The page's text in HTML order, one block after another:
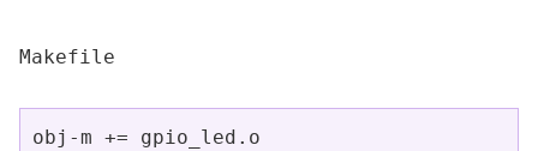
Makefile
obj-m += gpio_led.o